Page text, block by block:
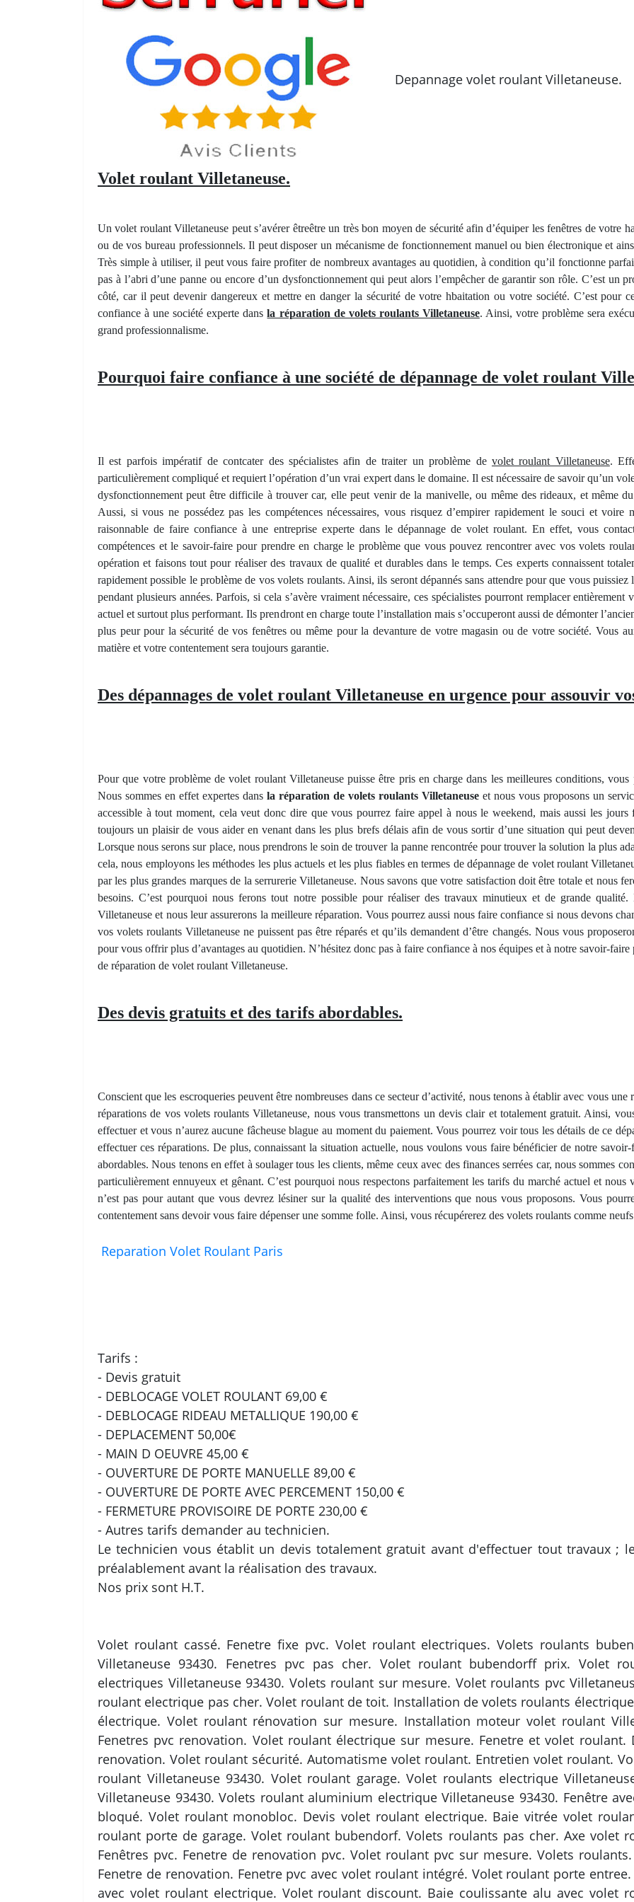
Depannage volet roulant Villetaneuse.
Volet roulant Villetaneuse.
Un volet roulant Villetaneuse peut s’avérer êtreêtre un très bon moyen de sécurité afin d’équiper les fenêtres de votre
ou de vos bureau professionnels. Il peut disposer un mécanisme de fonctionnement manuel ou bien électronique et
Très simple à utiliser, il peut vous faire profiter de nombreux avantages au quotidien, à condition qu’il fonctionne
pas à l’abri d’une panne ou encore d’un dysfonctionnement qui peut alors l’empêcher de garantir son rôle. C’est un
côté, car il peut devenir dangereux et mettre en danger la sécurité de votre hbaitation ou votre société. C’est pour
confiance à une société experte dansla réparation de volets roulants Villetaneuse. Ainsi, votre problème sera
grand professionnalisme.
Pourquoi faire confiance à une société de dépannage de volet roulant
Il est parfois impératif de contcater des spécialistes afin de traiter un problème de volet roulant Villetaneuse.
particulièrement compliqué et requiert l’opération d’un vrai expert dans le domaine. Il est nécessaire de savoir qu’un
dysfonctionnement peut être difficile à trouver car, elle peut venir de la manivelle, ou même des rideaux, et même
Aussi, si vous ne possédez pas les compétences nécessaires, vous risquez d’empirer rapidement le souci et
raisonnable de faire confiance à une entreprise experte dans le dépannage de volet roulant. En effet, vous
compétences et le savoir-faire pour prendre en charge le problème que vous pouvez rencontrer avec vos volets
opération et faisons tout pour réaliser des travaux de qualité et durables dans le temps. Ces experts connaissent
rapidement possible le problème de vos volets roulants. Ainsi, ils seront dépannés sans attendre pour que vous
pendant plusieurs années. Parfois, si cela s’avère vraiment nécessaire, ces spécialistes pourront remplacer
actuel et surtout plus performant. Ils prendront en charge toute l’installation mais s’occuperont aussi de démonter
plus peur pour la sécurité de vos fenêtres ou même pour la devanture de votre magasin ou de votre société. Vous
matière et votre contentement sera toujours garantie.
Des dépannages de volet roulant Villetaneuse en urgence pour assouvir
Pour que votre problème de volet roulant Villetaneuse puisse être pris en charge dans les meilleures conditions,
Nous sommes en effet expertes dans la réparation de volets roulants Villetaneuse et nous vous proposons un
accessible à tout moment, cela veut donc dire que vous pourrez faire appel à nous le weekend, mais aussi les
toujours un plaisir de vous aider en venant dans les plus brefs délais afin de vous sortir d’une situation qui peut
Lorsque nous serons sur place, nous prendrons le soin de trouver la panne rencontrée pour trouver la solution la plus
cela, nous employons les méthodes les plus actuels et les plus fiables en termes de dépannage de volet roulant
par les plus grandes marques de la serrurerie Villetaneuse. Nous savons que votre satisfaction doit être totale et nous
besoins. C’est pourquoi nous ferons tout notre possible pour réaliser des travaux minutieux et de grande
Villetaneuse et nous leur assurerons la meilleure réparation. Vous pourrez aussi nous faire confiance si nous devons
vos volets roulants Villetaneuse ne puissent pas être réparés et qu’ils demandent d’être changés. Nous vous
pour vous offrir plus d’avantages au quotidien. N’hésitez donc pas à faire confiance à nos équipes et à notre savoir-
de réparation de volet roulant Villetaneuse.
Des devis gratuits et des tarifs abordables.
Conscient que les escroqueries peuvent être nombreuses dans ce secteur d’activité, nous tenons à établir avec vous
réparations de vos volets roulants Villetaneuse, nous vous transmettons un devis clair et totalement gratuit. Ainsi,
effectuer et vous n’aurez aucune fâcheuse blague au moment du paiement. Vous pourrez voir tous les détails de ce
effectuer ces réparations. De plus, connaissant la situation actuelle, nous voulons vous faire bénéficier de notre
abordables. Nous tenons en effet à soulager tous les clients, même ceux avec des finances serrées car, nous sommes
particulièrement ennuyeux et gênant. C’est pourquoi nous respectons parfaitement les tarifs du marché actuel et
n’est pas pour autant que vous devrez lésiner sur la qualité des interventions que nous vous proposons. Vous
contentement sans devoir vous faire dépenser une somme folle. Ainsi, vous récupérerez des volets roulants comme
Reparation Volet Roulant Paris
Tarifs :
- Devis gratuit
- DEBLOCAGE VOLET ROULANT 69,00 €
- DEBLOCAGE RIDEAU METALLIQUE 190,00 €
- DEPLACEMENT 50,00€
- MAIN D OEUVRE 45,00 €
- OUVERTURE DE PORTE MANUELLE 89,00 €
- OUVERTURE DE PORTE AVEC PERCEMENT 150,00 €
- FERMETURE PROVISOIRE DE PORTE 230,00 €
- Autres tarifs demander au technicien.
Le technicien vous établit un devis totalement gratuit avant d'effectuer tout travaux ;
préalablement avant la réalisation des travaux.
Nos prix sont H.T.
Volet roulant cassé. Fenetre fixe pvc. Volet roulant electriques. Volets roulants
Villetaneuse 93430. Fenetres pvc pas cher. Volet roulant bubendorff prix. Volet
electriques Villetaneuse 93430. Volets roulant sur mesure. Volet roulants pvc
roulant electrique pas cher. Volet roulant de toit. Installation de volets roulants
électrique. Volet roulant rénovation sur mesure. Installation moteur volet roulant
Fenetres pvc renovation. Volet roulant électrique sur mesure. Fenetre et volet
renovation. Volet roulant sécurité. Automatisme volet roulant. Entretien volet roulant.
roulant Villetaneuse 93430. Volet roulant garage. Volet roulants electrique
Villetaneuse 93430. Volets roulant aluminium electrique Villetaneuse 93430. Fenêtre
bloqué. Volet roulant monobloc. Devis volet roulant electrique. Baie vitrée volet
roulant porte de garage. Volet roulant bubendorf. Volets roulants pas cher. Axe volet
Fenêtres pvc. Fenetre de renovation pvc. Volet roulant pvc sur mesure. Volets
Fenetre de renovation. Fenetre pvc avec volet roulant intégré. Volet roulant porte
avec volet roulant electrique. Volet roulant discount. Baie coulissante alu avec volet